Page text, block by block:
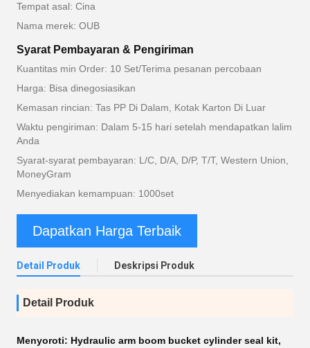
Tempat asal: Cina
Nama merek: OUB
Syarat Pembayaran & Pengiriman
Kuantitas min Order: 10 Set/Terima pesanan percobaan
Harga: Bisa dinegosiasikan
Kemasan rincian: Tas PP Di Dalam, Kotak Karton Di Luar
Waktu pengiriman: Dalam 5-15 hari setelah mendapatkan lalim
Anda
Syarat-syarat pembayaran: L/C, D/A, D/P, T/T, Western Union,
MoneyGram
Menyediakan kemampuan: 1000set
Dapatkan Harga Terbaik
Detail Produk Deskripsi Produk
Detail Produk
Menyoroti: Hydraulic arm boom bucket cylinder seal kit,